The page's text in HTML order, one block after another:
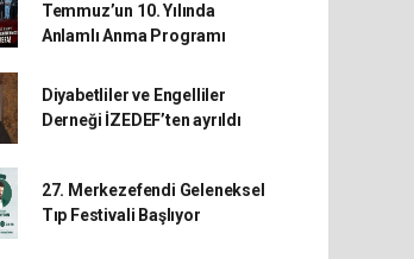
Temmuz’un 10. Yılında
Anlamlı Anma Programı
Diyabetliler ve Engelliler
Derneği İZEDEF’ten ayrıldı
27. Merkezefendi Geleneksel
Tıp Festivali Başlıyor